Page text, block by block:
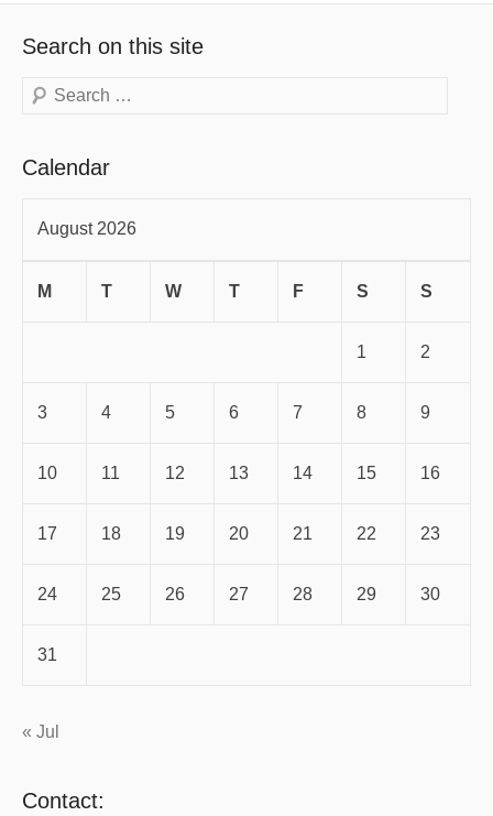
Search on this site
Search
Calendar
August 2026
M T W T F S S
1 2
3 4 5 6 7 8 9
10 11 12 13 14 15 16
17 18 19 20 21 22 23
24 25 26 27 28 29 30
31
« Jul
Contact: